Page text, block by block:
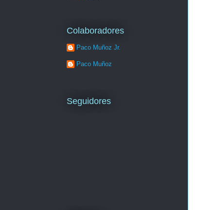
Colaboradores
Paco Muñoz Jr.
Paco Muñoz
Seguidores